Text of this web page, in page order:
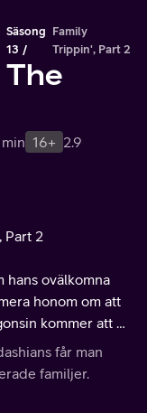
Säsong
13
Family
Trippin', Part 2
The
16+ 2.9
Part 2
hans ovälkomna
honom om att
kommer att bli
får man
familjer.